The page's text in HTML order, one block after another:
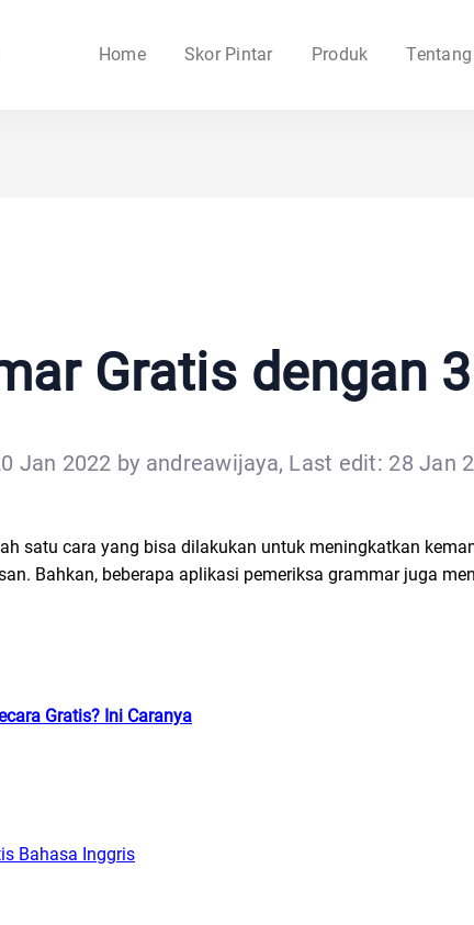
Home Skor Pintar Produk
Gratis dengan
Jan 2022 by andreawijaya, Last edit: 28 Jan
satu cara yang bisa dilakukan untuk meningkatkan
Bahkan, beberapa aplikasi pemeriksa grammar juga
Gratis? Ini Caranya
Bahasa Inggris